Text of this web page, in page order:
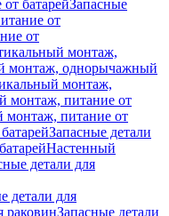
батарейЗапасные
от
от
монтаж,
монтаж, однорычажный
монтаж,
монтаж, питание от
монтаж, питание от
Запасные детали
Настенный
детали для
детали для
раковинЗапасные детали